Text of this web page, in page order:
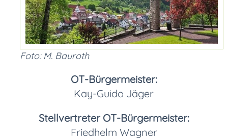
Foto: M. Bauroth
OT-Bürgermeister:
Kay-Guido Jäger
Stellvertreter OT-Bürgermeister:
Friedhelm Wagner